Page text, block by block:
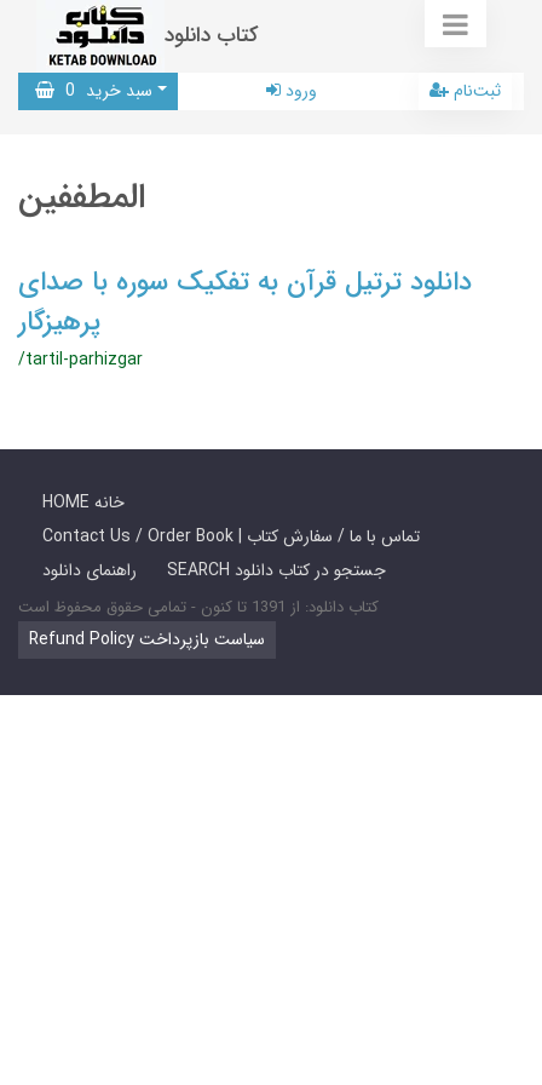
کتاب دانلود
سبد خرید 0 ورود ثبت‌نام
المطففین
دانلود ترتیل قرآن به تفکیک سوره با صدای
پرهیزگار
/tartil-parhizgar
HOME خانه
Contact Us / Order Book | تماس با ما / سفارش کتاب
راهنمای دانلود
SEARCH جستجو در کتاب دانلود
کتاب دانلود: از 1391 تا کنون - تمامی حقوق محفوظ است
Refund Policy سیاست بازپرداخت